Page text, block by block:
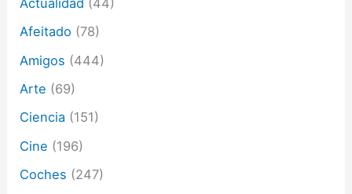
e
c
r
n
c
o
Actualidad (44)
Afeitado (78)
Amigos (444)
Arte (69)
Ciencia (151)
Cine (196)
Coches (247)